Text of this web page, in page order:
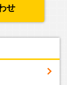
させていた
月から水曜日
ータイムとし
せ